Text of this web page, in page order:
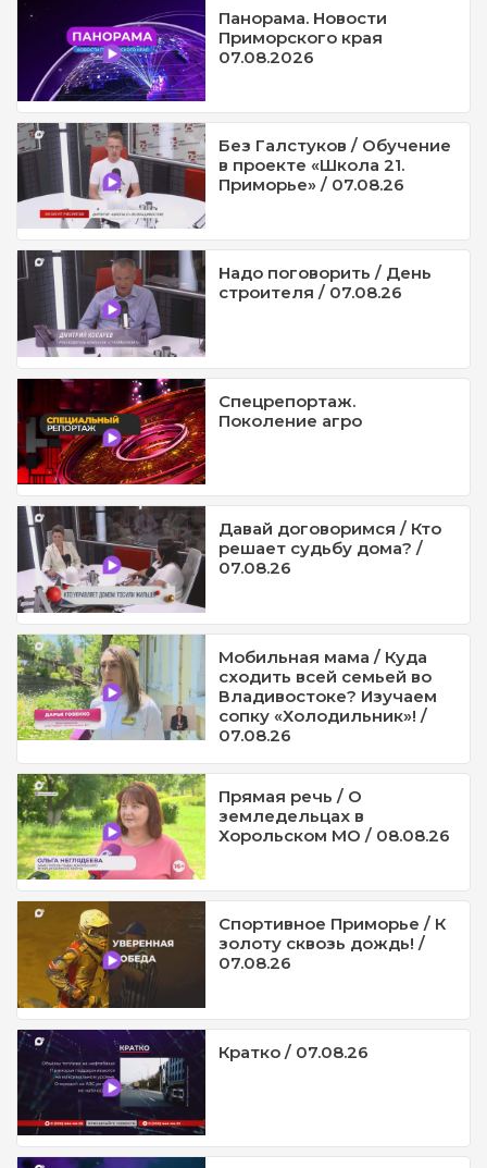
Панорама. Новости
Приморского края
07.08.2026
Без Галстуков / Обучение
в проекте «Школа 21.
Приморье» / 07.08.26
Надо поговорить / День
строителя / 07.08.26
Спецрепортаж.
Поколение агро
Давай договоримся / Кто
решает судьбу дома? /
07.08.26
Мобильная мама / Куда
сходить всей семьей во
Владивостоке? Изучаем
сопку «Холодильник»! /
07.08.26
Прямая речь / О
земледельцах в
Хорольском МО / 08.08.26
Спортивное Приморье / К
золоту сквозь дождь! /
07.08.26
Кратко / 07.08.26